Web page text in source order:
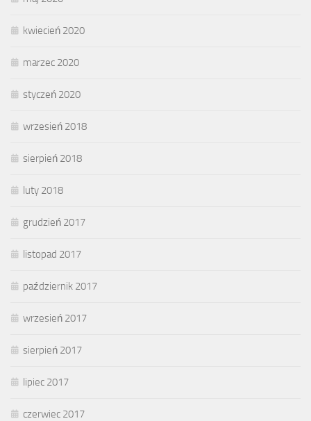
kwiecień 2020
marzec 2020
styczeń 2020
wrzesień 2018
sierpień 2018
luty 2018
grudzień 2017
listopad 2017
październik 2017
wrzesień 2017
sierpień 2017
lipiec 2017
czerwiec 2017